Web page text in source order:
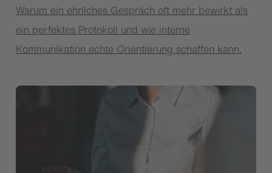
Warum ein ehrliches Gespräch oft mehr bewirkt als
ein perfektes Protokoll und wie interne
Kommunikation echte Orientierung schaffen kann.